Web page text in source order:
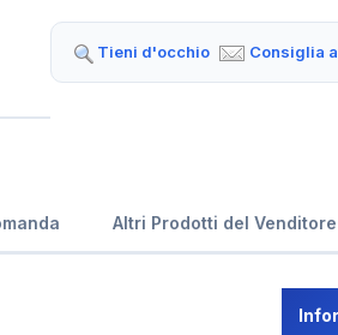
Tieni d'occhio Consiglia
Altri Prodotti del Venditore